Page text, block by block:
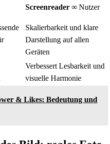
Screenreader ∞ Nutzer
Skalierbarkeit und klare
Darstellung auf allen
Geräten
Verbessert Lesbarkeit und
visuelle Harmonie
& Likes: Bedeutung und